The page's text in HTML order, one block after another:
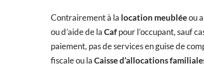
Contrairement à la location meubléeou
ou d’aide de laCafpour l’occupant, sauf
paiement, pas de services en guise de
fiscale ou laCaisse d’allocations